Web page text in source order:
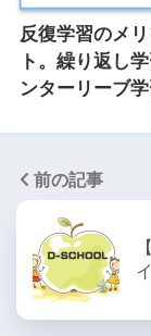
反復学習のメ
ト。繰り返し
ンターリーブ
前の記事